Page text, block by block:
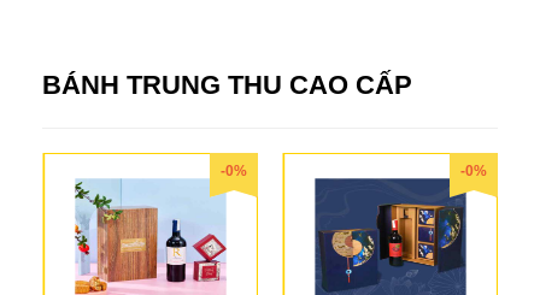
BÁNH TRUNG THU CAO CẤP
-0% -0%